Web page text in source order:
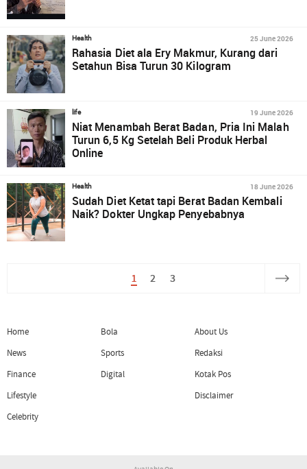
Health 25 June 2026
Rahasia Diet ala Ery Makmur, Kurang dari
Setahun Bisa Turun 30 Kilogram
life 19 June 2026
Niat Menambah Berat Badan, Pria Ini Malah
Turun 6,5 Kg Setelah Beli Produk Herbal
Online
Health 18 June 2026
Sudah Diet Ketat tapi Berat Badan Kembali
Naik? Dokter Ungkap Penyebabnya
1 2 3
Home
News
Finance
Lifestyle
Celebrity
Bola
Sports
Digital
About Us
Redaksi
Kotak Pos
Disclaimer